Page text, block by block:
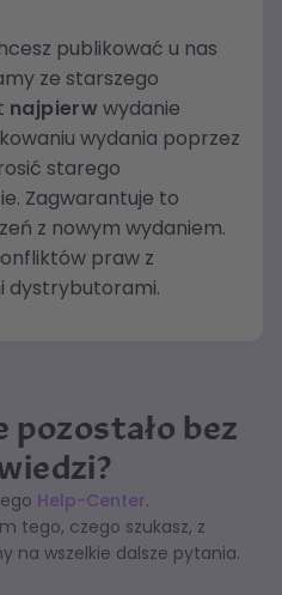
publikować u nas
ze starszego
najpierw wydanie
wydania poprzez
starego
Zagwarantuje to
z nowym wydaniem.
praw z
dystrybutorami.
pozostało bez
Help-Center.
tego, czego szukasz, z
na wszelkie dalsze pytania.